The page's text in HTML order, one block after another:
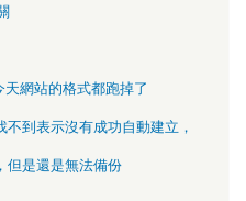
網站的格式都跑掉了
到表示沒有成功自動建立，
但是還是無法備份